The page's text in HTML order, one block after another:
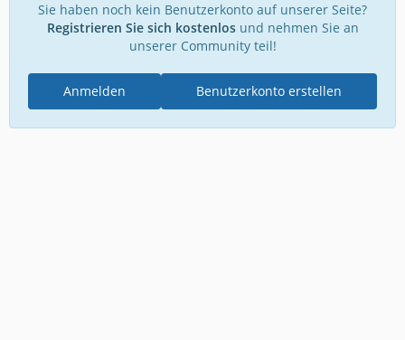
Sie haben noch kein Benutzerkonto auf unserer Seite?
Registrieren Sie sich kostenlosund nehmen Sie an
unserer Community teil!
Benutzerkonto erstellen
Anmelden